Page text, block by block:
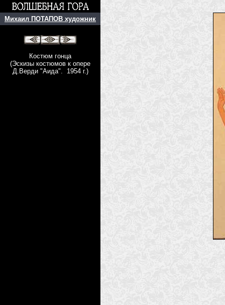
Михаил ПОТАПОВ художник
Костюм гонца
(Эскизы костюмов к опере
Д.Верди "Аида". 1954 г.)